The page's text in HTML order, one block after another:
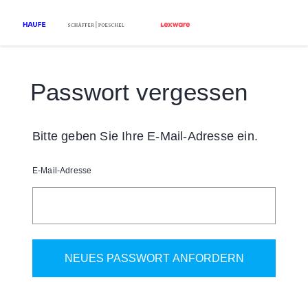
Passwort vergessen
Bitte geben Sie Ihre E-Mail-Adresse ein.
E-Mail-Adresse